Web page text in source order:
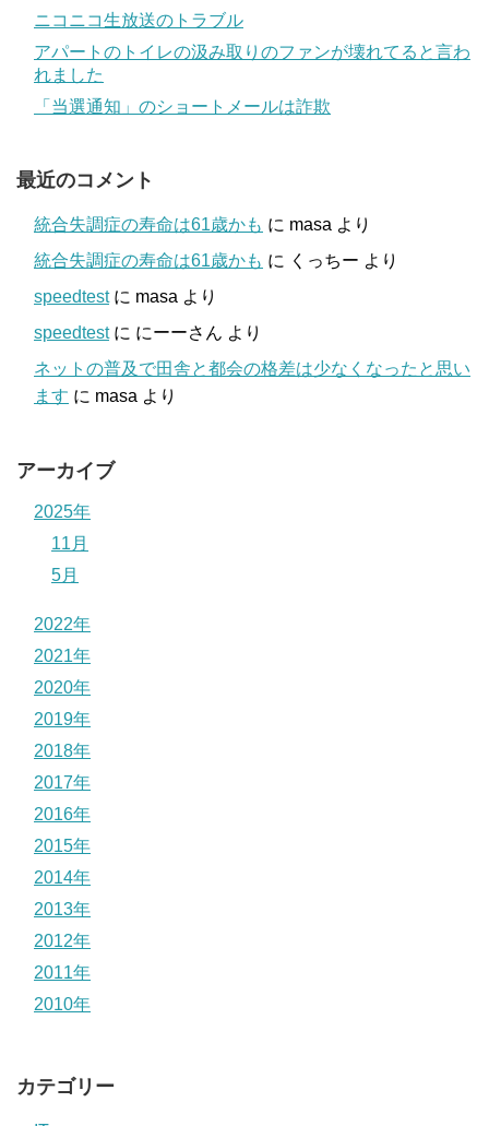
ニコニコ生放送のトラブル
アパートのトイレの汲み取りのファンが壊れてると言わ
れました
「当選通知」のショートメールは詐欺
最近のコメント
統合失調症の寿命は61歳かも に masa より
統合失調症の寿命は61歳かも に くっちー より
speedtestに masa より
speedtestに にーーさん より
ネットの普及で田舎と都会の格差は少なくなったと思い
ます に masa より
アーカイブ
2025年
11月
5月
2022年
2021年
2020年
2019年
2018年
2017年
2016年
2015年
2014年
2013年
2012年
2011年
2010年
カテゴリー